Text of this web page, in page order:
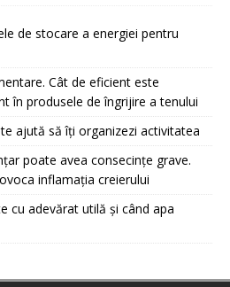
de stocare a energiei pentru
Cât de eficient este
în produsele de îngrijire a tenului
ajută să îți organizezi activitatea
poate avea consecințe grave.
inflamația creierului
cu adevărat utilă și când apa